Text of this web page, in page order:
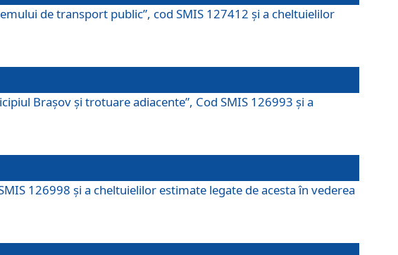
de transport public”, cod SMIS 127412 și a cheltuielilor
Brașov şi trotuare adiacente”, Cod SMIS 126993 și a
126998 și a cheltuielilor estimate legate de acesta în vederea